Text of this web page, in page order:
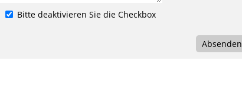
Bitte deaktivieren Sie die Checkbox
Absenden